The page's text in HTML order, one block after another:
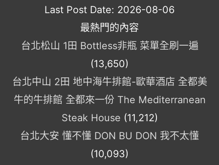
Last Post Date: 2026-08-06
最熱門的內容
台北松山 1田 Bottless非瓶 菜單全刷一遍
(13,650)
台北中山 2田 地中海牛排館-歐華酒店 全都美
牛的牛排館 全都來一份 The Mediterranean
Steak House (11,212)
台北大安 懂不懂 DON BU DON 我不太懂
(10,093)